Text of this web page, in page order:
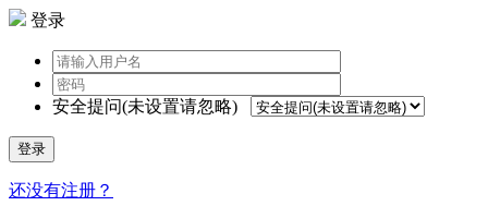
登录
安全提问(未设置请忽略)
登录
还没有注册？